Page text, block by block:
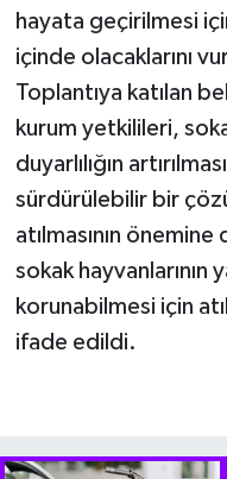
hayata geçirilmesi
içinde olacaklarını
Toplantıya katılan
kurum yetkilileri,
duyarlılığın
sürdürülebilir bir
atılmasının
sokak hayvanlarının
korunabilmesi için
ifade edildi.